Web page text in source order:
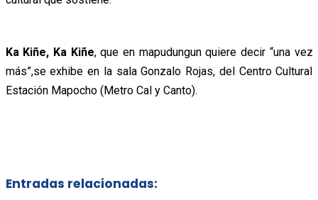
Ka Kiñe, Ka Kiñe, que en mapudungun quiere decir “una vez
más”,se exhibe en la sala Gonzalo Rojas, del Centro Cultural
Estación Mapocho (Metro Cal y Canto).
Entradas relacionadas: